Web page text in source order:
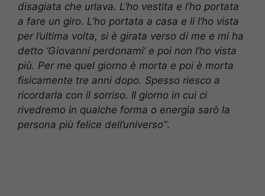
disagiata che urlava. L’ho vestita e l’ho portata
a fare un giro. L’ho portata a casa e li l’ho vista
per l’ultima volta, si è girata verso di me e mi ha
detto ‘Giovanni perdonami’ e poi non l’ho vista
più. Per me quel giorno è morta e poi è morta
fisicamente tre anni dopo. Spesso riesco a
ricordarla con il sorriso. Il giorno in cui ci
rivedremo in qualche forma o energia sarò la
persona più felice dell’universo”.